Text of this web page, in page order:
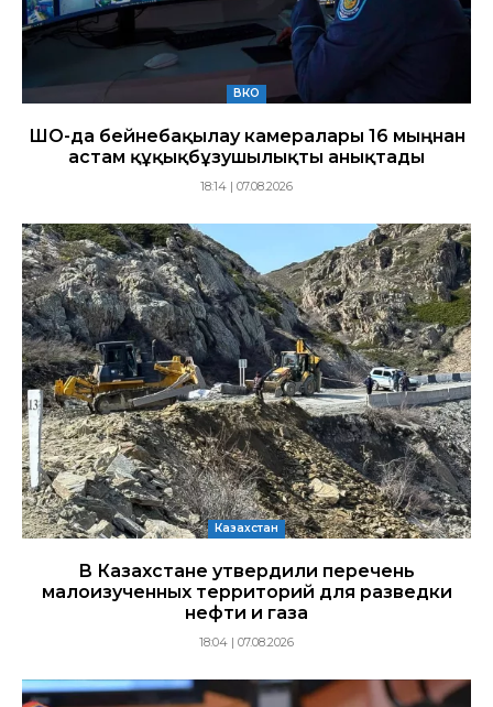
ВКО
ШҚО-да бейнебақылау камералары 16 мыңнан
астам құқықбұзушылықты анықтады
18:14 | 07.08.2026
Казахстан
В Казахстане утвердили перечень
малоизученных территорий для разведки
нефти и газа
18:04 | 07.08.2026